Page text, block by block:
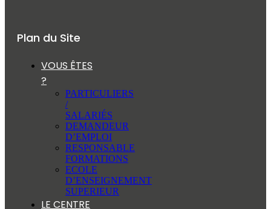
Plan du Site
VOUS ÊTES
?
PARTICULIERS
/
SALARIÉS
DEMANDEUR
D’EMPLOI
RESPONSABLE
FORMATIONS
ECOLE
D’ENSEIGNEMENT
SUPERIEUR
LE CENTRE